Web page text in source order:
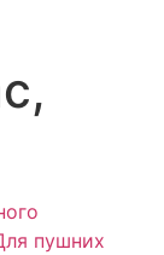
пушних